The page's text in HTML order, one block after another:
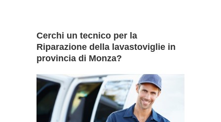
Cerchi un tecnico per la
Riparazione della lavastoviglie in
provincia di Monza?